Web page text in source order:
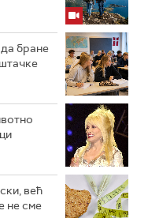
бране
већ
не сме